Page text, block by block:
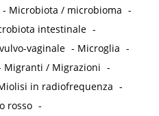
- Microbiota / microbioma -
intestinale -
vaginale - Microglia -
Migranti / Migrazioni -
in radiofrequenza -
rosso -